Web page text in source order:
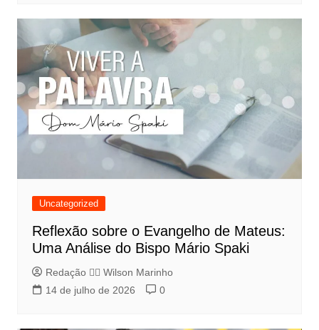
Uncategorized
Reflexão sobre o Evangelho de Mateus:
Uma Análise do Bispo Mário Spaki
Redação 👨‍⚖️​ Wilson Marinho
14 de julho de 2026
0